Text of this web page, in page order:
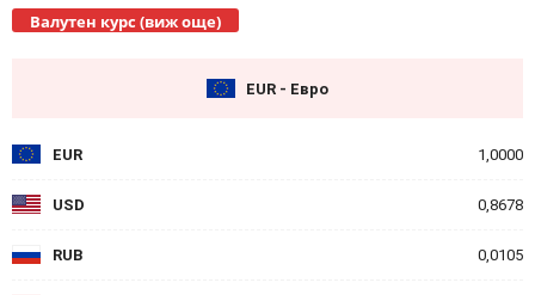
Валутен курс (виж още)
EUR - Евро
EUR 1,0000
USD 0,8678
RUB 0,0105